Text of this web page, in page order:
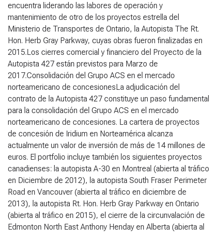
encuentra liderando las labores de operación y
mantenimiento de otro de los proyectos estrella del
Ministerio de Transportes de Ontario, la Autopista The Rt.
Hon. Herb Gray Parkway, cuyas obras fueron finalizadas en
2015.Los cierres comercial y financiero del Proyecto de la
Autopista 427 están previstos para Marzo de
2017.Consolidación del Grupo ACS en el mercado
norteamericano de concesionesLa adjudicación del
contrato de la Autopista 427 constituye un paso fundamental
para la consolidación del Grupo ACS en el mercado
norteamericano de concesiones. La cartera de proyectos
de concesión de Iridium en Norteamérica alcanza
actualmente un valor de inversión de más de 14 millones de
euros. El portfolio incluye también los siguientes proyectos
canadienses: la autopista A-30 en Montreal (abierta al tráfico
en Diciembre de 2012), la autopista South Fraser Perimeter
Road en Vancouver (abierta al tráfico en diciembre de
2013), la autopista Rt. Hon. Herb Gray Parkway en Ontario
(abierta al tráfico en 2015), el cierre de la circunvalación de
Edmonton North East Anthony Henday en Alberta (abierta al